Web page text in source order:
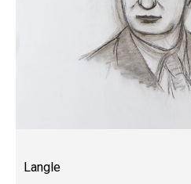
Langle